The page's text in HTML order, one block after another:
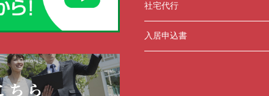
社宅代行
入居申込書